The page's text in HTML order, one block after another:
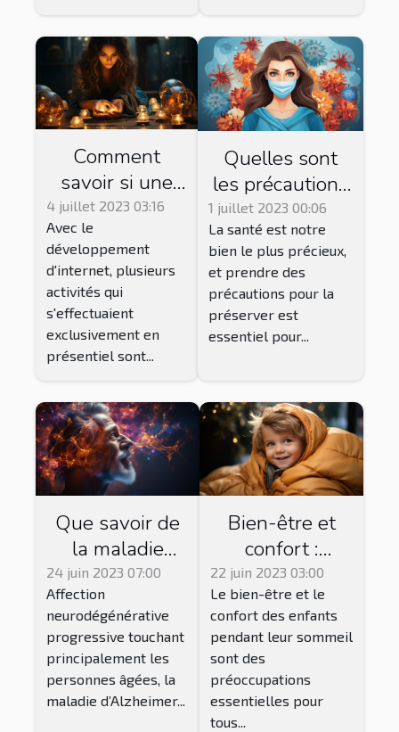
Comment
savoir si une
voyante en
ligne est fiable
?
4 juillet 2023 03:16
Avec le
développement
d'internet, plusieurs
activités qui
s'effectuaient
exclusivement en
présentiel sont...
Quelles sont
les précautions
à prendre pour
rester
continuellement
en bonne santé
?
1 juillet 2023 00:06
La santé est notre
bien le plus précieux,
et prendre des
précautions pour la
préserver est
essentiel pour...
Que savoir de
la maladie
d'Alzheimer et
des traitements
disponibles ?
24 juin 2023 07:00
Affection
neurodégénérative
progressive touchant
principalement les
personnes âgées, la
maladie d’Alzheimer...
Bien-être et
confort :
l'importance de
la gigoteuse
pour votre
enfant et
jusqu'à quel
âge l'utiliser
22 juin 2023 03:00
Le bien-être et le
confort des enfants
pendant leur sommeil
sont des
préoccupations
essentielles pour
tous...